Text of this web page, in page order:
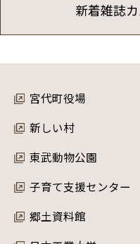
新着雑誌
宮代町役場
新しい村
東武動物公園
子育て支援センター
郷土資料館